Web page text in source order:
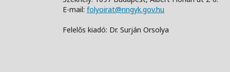
E-mail: folyoirat@nngyk.gov.hu
Felelős kiadó: Dr. Surján Orsolya